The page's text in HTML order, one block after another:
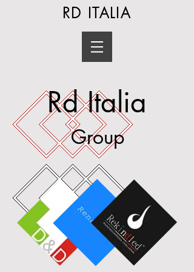
RD ITALIA
Rd Italia
Group